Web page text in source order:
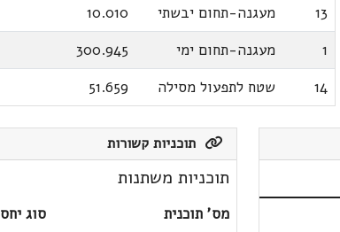
13
מעגנה-תחום יבשתי
10.010
1
מעגנה-תחום ימי
300.945
14
שטח לתפעול מסילה 51.659
תוכניות קשורות
תוכניות משתנות
מס' תוכנית סוג יחס